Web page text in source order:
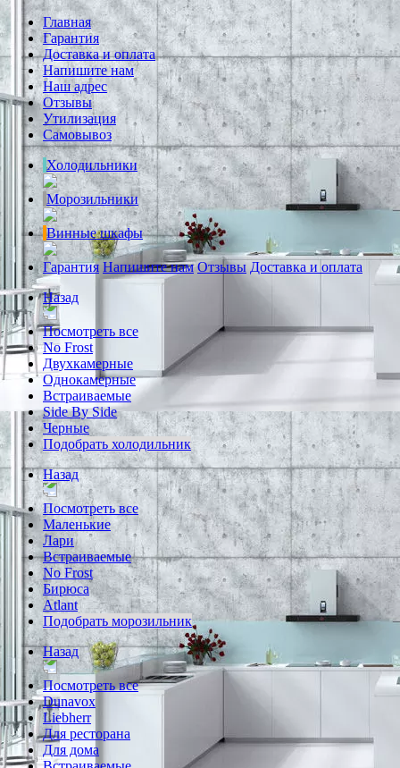
Главная
Гарантия
Доставка и оплата
Напишите нам
Наш адрес
Отзывы
Утилизация
Самовывоз
Холодильники
Морозильники
Винные шкафы
Гарантия Напишите нам Отзывы Доставка и оплата
Назад
Посмотреть все
No Frost
Двухкамерные
Однокамерные
Встраиваемые
Side By Side
Черные
Подобрать холодильник
Назад
Посмотреть все
Маленькие
Лари
Встраиваемые
No Frost
Бирюса
Atlant
Подобрать морозильник
Назад
Посмотреть все
Dunavox
Liebherr
Для ресторана
Для дома